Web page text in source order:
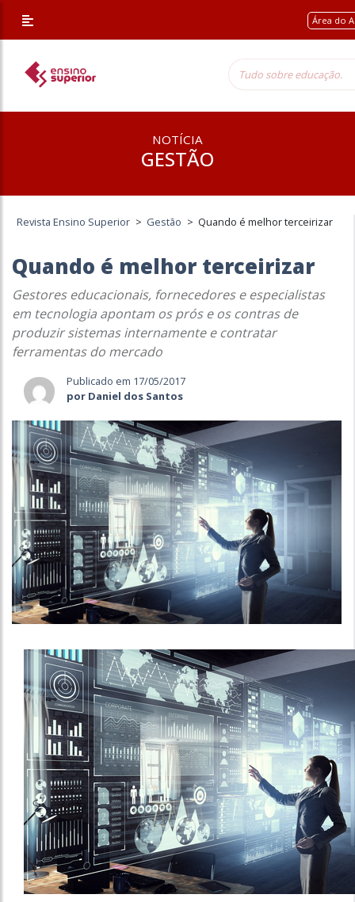
Área do
NOTÍCIA
GESTÃO
Revista Ensino Superior > Gestão > Quando é melhor terceirizar
Quando é melhor terceirizar
Gestores educacionais, fornecedores e especialistas
em tecnologia apontam os prós e os contras de
produzir sistemas internamente e contratar
ferramentas do mercado
Publicado em 17/05/2017
por Daniel dos Santos